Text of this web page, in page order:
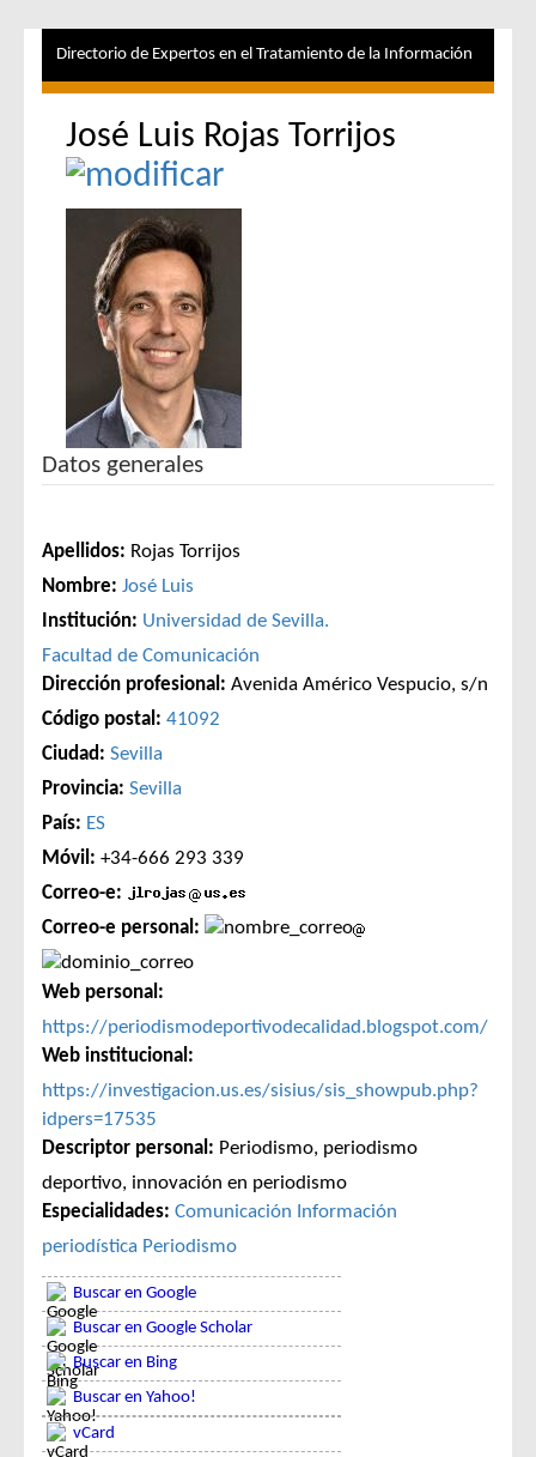
Directorio de Expertos en el Tratamiento de la Información
José Luis Rojas Torrijos
Datos generales
Apellidos: Rojas Torrijos
Nombre: José Luis
Institución: Universidad de Sevilla.
Facultad de Comunicación
Dirección profesional: Avenida Américo Vespucio, s/n
Código postal: 41092
Ciudad: Sevilla
Provincia: Sevilla
País: ES
Móvil: +34-666 293 339
Correo-e:
Correo-e personal:
Web personal:
https://periodismodeportivodecalidad.blogspot.com/
Web institucional:
https://investigacion.us.es/sisius/sis_showpub.php?
idpers=17535
Descriptor personal: Periodismo, periodismo
deportivo, innovación en periodismo
Especialidades: Comunicación Información
periodística Periodismo
Buscar en Google
Buscar en Google Scholar
Buscar en Bing
Buscar en Yahoo!
vCard